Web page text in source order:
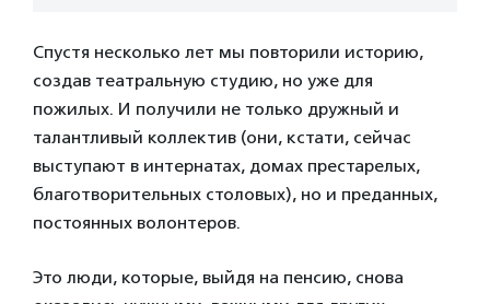
Спустя несколько лет мы повторили историю,
создав театральную студию, но уже для
пожилых. И получили не только дружный и
талантливый коллектив (они, кстати, сейчас
выступают в интернатах, домах престарелых,
благотворительных столовых), но и преданных,
постоянных волонтеров.
Это люди, которые, выйдя на пенсию, снова